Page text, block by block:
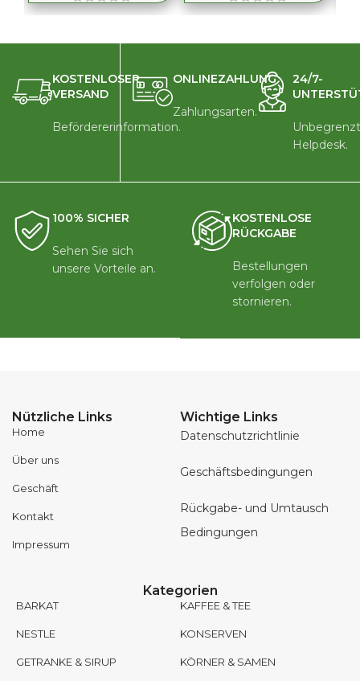
KOSTENLOSER
VERSAND
Befördererinformation.
ONLINEZAHLUNG
Zahlungsarten.
24/7-
Helpdesk.
100% SICHER
Sehen Sie sich
unsere Vorteile an.
KOSTENLOSE
RÜCKGABE
Bestellungen
verfolgen oder
stornieren.
Nützliche Links
Home
Über uns
Geschäft
Kontakt
Impressum
Wichtige Links
Datenschutzrichtlinie
Geschäftsbedingungen
Rückgabe- und Umtausch
Bedingungen
Kategorien
BARKAT
NESTLE
GETRANKE & SIRUP
KAFFEE & TEE
KONSERVEN
KÖRNER & SAMEN